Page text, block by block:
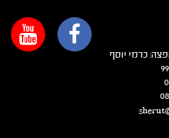
כרמי יוסף